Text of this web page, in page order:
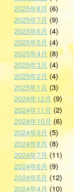
2025年8月(6)
2025年7月 (9)
2025年6月 (4)
2025年5月(4)
2025年4月(8)
2025年3月(4)
2025年2月(4)
2025年1月 (3)
2024年12月 (9)
2024年11月 (2)
2024年10月 (6)
2024年9月(5)
2024年8月(8)
2024年7月(11)
2024年6月(9)
2024年5月 (12)
2024年4月 (10)